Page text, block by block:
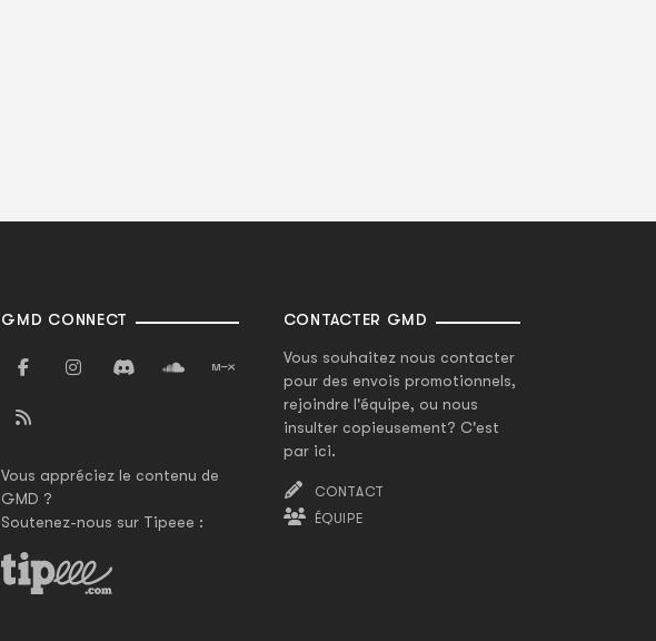
GMD CONNECT
Vous appréciez le contenu de
GMD ?
Soutenez-nous sur Tipeee :
CONTACTER GMD
Vous souhaitez nous contacter
pour des envois promotionnels,
rejoindre l'équipe, ou nous
insulter copieusement? C'est
par ici.
CONTACT
ÉQUIPE